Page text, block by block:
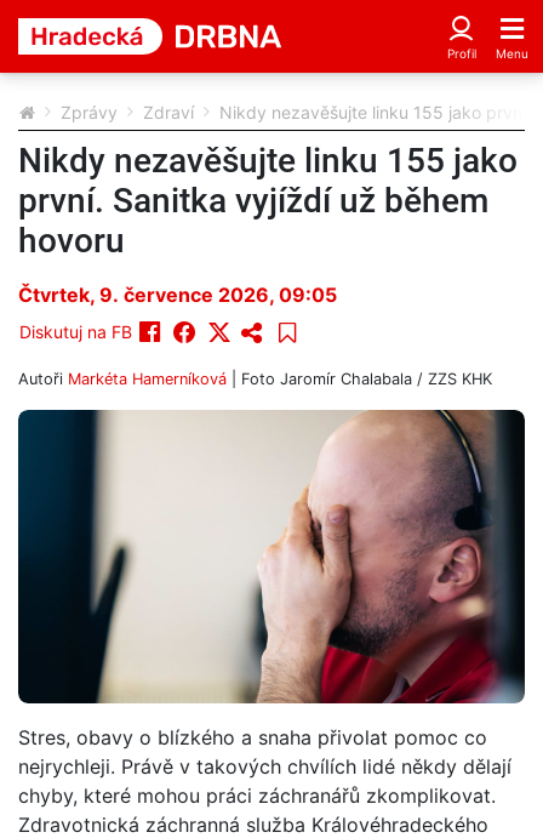
Zprávy Zdraví Nikdy nezavěšujte linku 155 jako první.
Nikdy nezavěšujte linku 155 jako
první. Sanitka vyjíždí už během
hovoru
Čtvrtek, 9. července 2026, 09:05
Diskutuj na FB
Autoři Markéta Hamerníková | Foto Jaromír Chalabala / ZZS KHK
Stres, obavy o blízkého a snaha přivolat pomoc co
nejrychleji. Právě v takových chvílích lidé někdy dělají
chyby, které mohou práci záchranářů zkomplikovat.
Zdravotnická záchranná služba Královéhradeckého